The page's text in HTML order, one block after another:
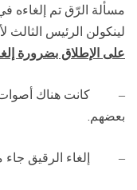
مسألة الرّق تم إلغاءه
لينكولن الرئيس الثالث
على الإطلاق بضرورة
–
كانت هناك أصوات
بعضهم.
– إلغاء الرقيق